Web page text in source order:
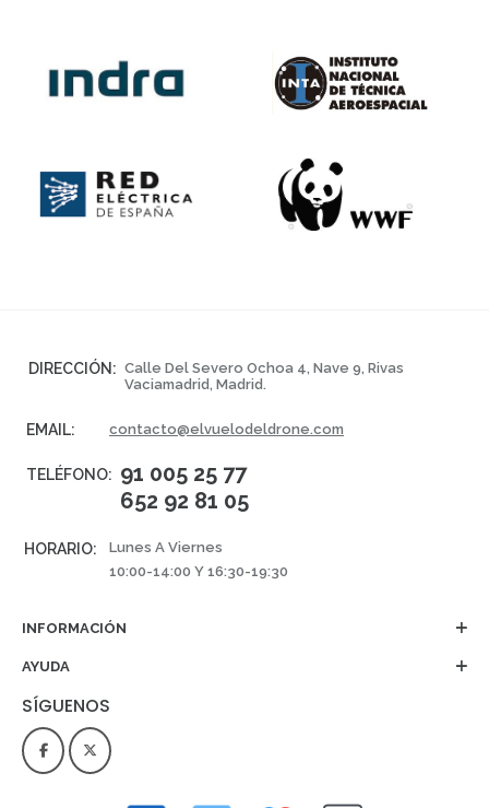
DIRECCIÓN: Calle Del Severo Ochoa 4, Nave 9, Rivas
Vaciamadrid, Madrid.
EMAIL: contacto@elvuelodeldrone.com
TELÉFONO: 91 005 25 77
652 92 81 05
HORARIO:
Lunes A Viernes
10:00-14:00 Y 16:30-19:30
INFORMACIÓN
AYUDA
SÍGUENOS